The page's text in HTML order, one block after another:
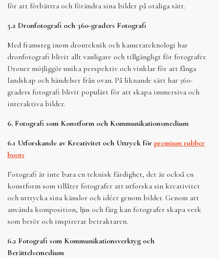
för att förbättra och förändra sina bilder på otaliga sätt.
5.2 Dronfotografi och 360-graders Fotografi
Med framsteg inom dronteknik och kamerateknologi har
dronfotografi blivit allt vanligare och tillgängligt för fotografer.
Droner möjliggör unika perspektiv och vinklar för att fånga
landskap och händelser från ovan. På liknande sätt har 360-
graders fotografi blivit populärt för att skapa immersiva och
interaktiva bilder.
6. Fotografi som Konstform och Kommunikationsmedium
6.1 Utforskande av Kreativitet och Uttryck för premium rubber
boots
Fotografi är inte bara en teknisk färdighet, det är också en
konstform som tillåter fotografer att utforska sin kreativitet
och uttrycka sina känslor och idéer genom bilder. Genom att
använda komposition, ljus och färg kan fotografer skapa verk
som berör och inspirerar betraktaren.
6.2 Fotografi som Kommunikationsverktyg och
Berättelsemedium